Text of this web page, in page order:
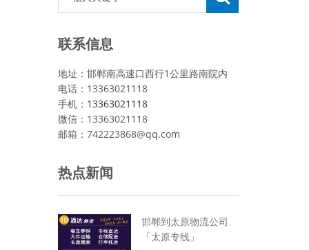
联系信息
地址：邯郸南高速口西行1公里路南院内
电话：13363021118
手机： 13363021118
微信：13363021118
邮箱：742223868@qq.com
热点新闻
邯郸到太原物流公司
「太原专线」